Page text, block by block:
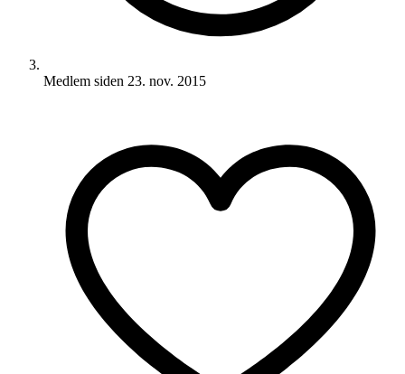
Medlem siden 23. nov. 2015